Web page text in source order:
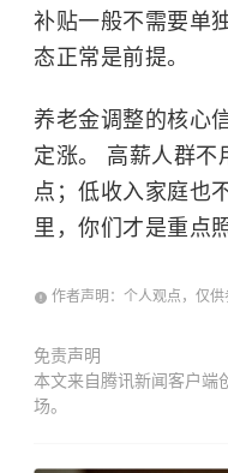
补贴一般不需要单
态正常是前提。
养老金调整的核心
定涨。 高薪人群不
点；低收入家庭也
里，你们才是重点
作者声明：个人观点，仅供
免责声明
本文来自腾讯新闻客户端
场。